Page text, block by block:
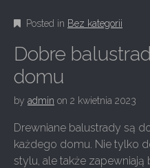
M
E
N
U
C
E
N
T
Posted in Bez kategorii
Dobre
domu
by admin on 2 kwietnia 2023
Drewniane balustrady są
każdego domu. Nie tylko
stylu, ale także